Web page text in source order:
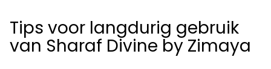
Tips voor langdurig gebruik
van Sharaf Divine by Zimaya